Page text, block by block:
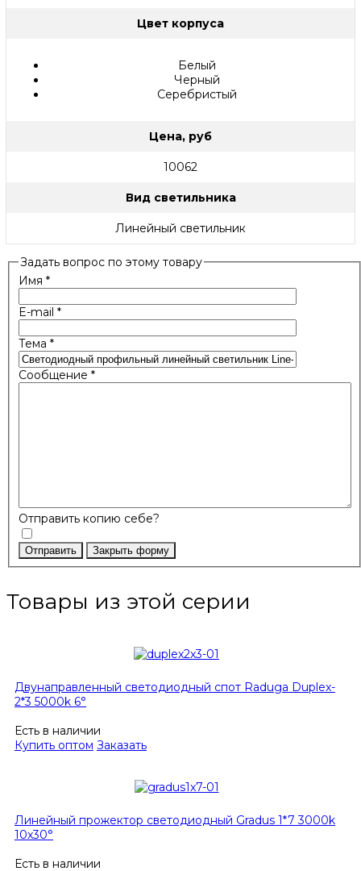
Цвет корпуса
Белый
Черный
Серебристый
Цена, руб
10062
Вид светильника
Линейный светильник
Задать вопрос по этому товару
Имя *
E-mail *
Тема *
Сообщение *
Отправить копию себе?
Отправить Закрыть форму
Товары из этой серии
Двунаправленный светодиодный спот Raduga Duplex-
2*3 5000k 6°
Есть в наличии
Купить оптом Заказать
Линейный прожектор светодиодный Gradus 1*7 3000k
10x30°
Есть в наличии